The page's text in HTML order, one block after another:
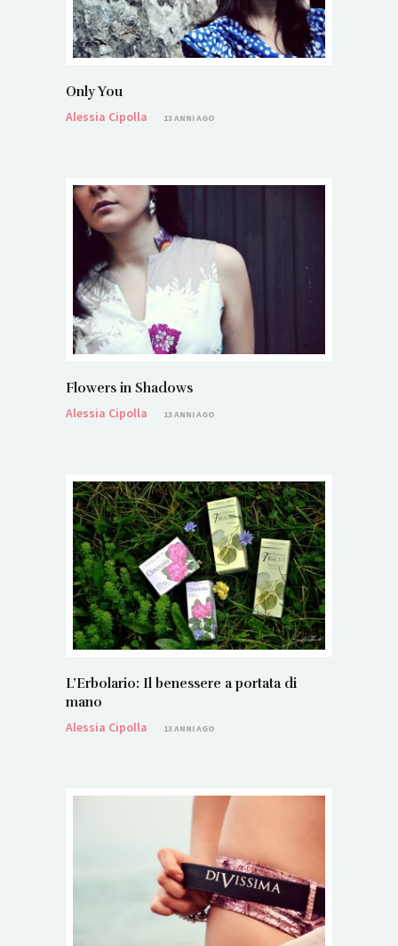
Only You
Alessia Cipolla
13 ANNI AGO
Flowers in Shadows
Alessia Cipolla
13 ANNI AGO
L’Erbolario: Il benessere a portata di
mano
Alessia Cipolla
13 ANNI AGO